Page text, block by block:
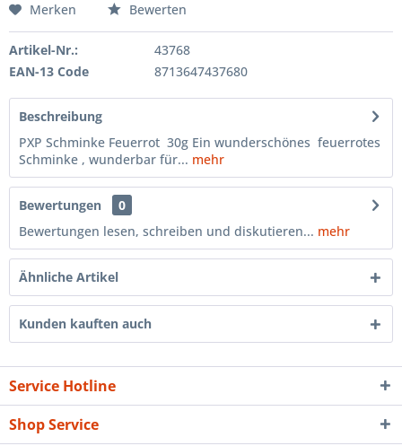
Merken Bewerten
Artikel-Nr.:
43768
EAN-13 Code
8713647437680
Beschreibung
PXP Schminke Feuerrot 30g Ein wunderschönes feuerrotes
Schminke , wunderbar für... mehr
Bewertungen
0
Bewertungen lesen, schreiben und diskutieren... mehr
Ähnliche Artikel
Kunden kauften auch
Service Hotline
Shop Service